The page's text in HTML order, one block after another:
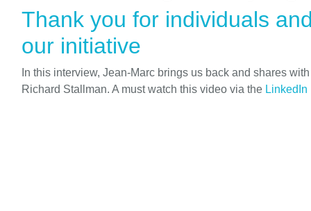
Thank you for individuals
our initiative
In this interview, Jean-Marc brings us back and shares
Richard Stallman. A must watch this video via the LinkedIn